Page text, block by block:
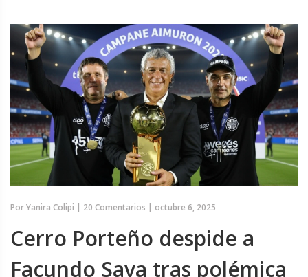
PorYanira Colipi | 20 Comentarios | octubre 6, 2025
Cerro Porteño despide a
Facundo Sava tras polémica